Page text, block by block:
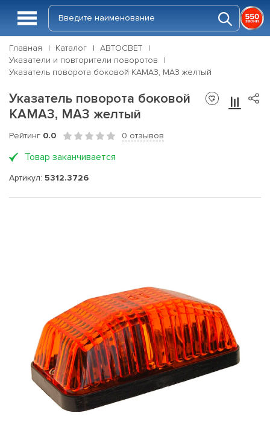
Главная Каталог
АВТОСВЕТ
Указатели и повторители поворотов
Указатель поворота боковой КАМАЗ, МАЗ желтый
Указатель поворота боковой
КАМАЗ, МАЗ желтый
Рейтинг 0.0 0 отзывов
Товар заканчивается
Артикул: 5312.3726